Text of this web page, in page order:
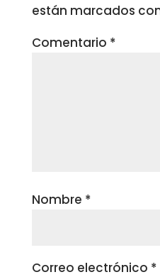
están marcados
Comentario *
Nombre *
Correo electrónico *